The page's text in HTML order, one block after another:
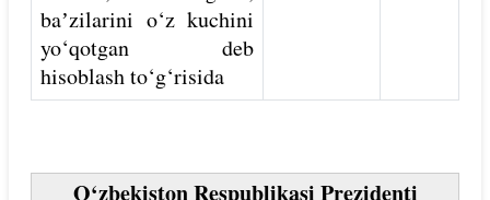
baʼzilarini o‘z kuchini
yo‘qotgan deb
hisoblash to‘g‘risida
O‘zbekiston Respublikasi Prezidenti